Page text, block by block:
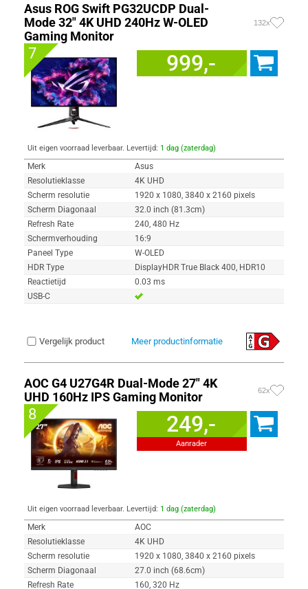
Asus ROG Swift PG32UCDP Dual-
Mode 32" 4K UHD 240Hz W-OLED
Gaming Monitor
132x
7 999,-
Uit eigen voorraad leverbaar. Levertijd: 1 dag (zaterdag)
Merk
Asus
Resolutieklasse
4K UHD
Scherm resolutie
1920 x 1080, 3840 x 2160 pixels
Scherm Diagonaal
32.0 inch (81.3cm)
Refresh Rate
240, 480 Hz
Schermverhouding
16:9
Paneel Type
W-OLED
HDR Type
DisplayHDR True Black 400, HDR10
Reactietijd
0.03 ms
USB-C
Vergelijk product Meer productinformatie
AOC G4 U27G4R Dual-Mode 27" 4K
UHD 160Hz IPS Gaming Monitor
62x
8 249,-
Aanrader
Uit eigen voorraad leverbaar. Levertijd: 1 dag (zaterdag)
Merk
AOC
Resolutieklasse
4K UHD
Scherm resolutie
1920 x 1080, 3840 x 2160 pixels
Scherm Diagonaal
27.0 inch (68.6cm)
Refresh Rate
160, 320 Hz